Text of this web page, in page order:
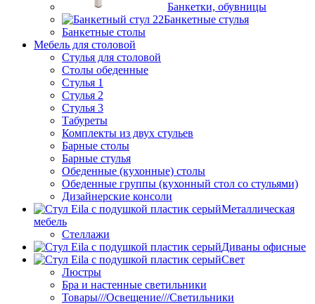
Банкетки, обувницы
Банкетные стулья
Банкетные столы
Мебель для столовой
Стулья для столовой
Столы обеденные
Стулья 1
Стулья 2
Стулья 3
Табуреты
Комплекты из двух стульев
Барные столы
Барные стулья
Обеденные (кухонные) столы
Обеденные группы (кухонный стол со стульями)
Дизайнерские консоли
Металлическая
мебель
Стеллажи
Диваны офисные
Свет
Люстры
Бра и настенные светильники
Товары///Освещение///Светильники